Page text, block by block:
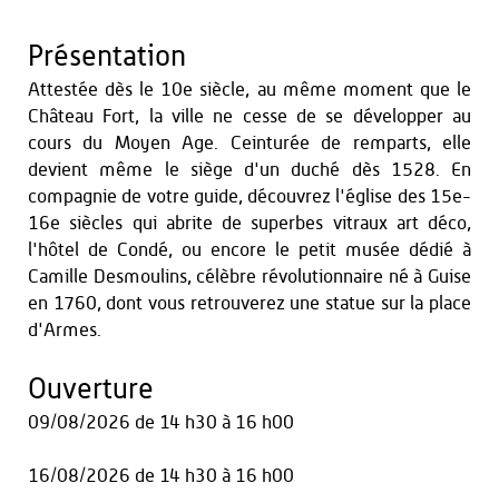
Présentation
Attestée dès le 10e siècle, au même moment que le
Château Fort, la ville ne cesse de se développer au
cours du Moyen Age. Ceinturée de remparts, elle
devient même le siège d'un duché dès 1528. En
compagnie de votre guide, découvrez l'église des 15e-
16e siècles qui abrite de superbes vitraux art déco,
l'hôtel de Condé, ou encore le petit musée dédié à
Camille Desmoulins, célèbre révolutionnaire né à Guise
en 1760, dont vous retrouverez une statue sur la place
d'Armes.
Ouverture
09/08/2026 de 14 h30 à 16 h00
16/08/2026 de 14 h30 à 16 h00